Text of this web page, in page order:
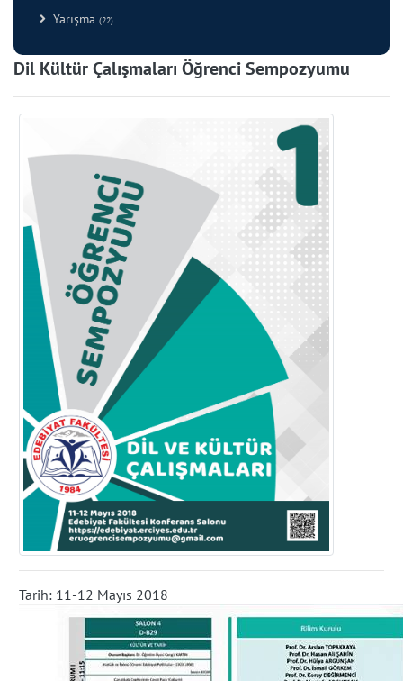
Yarışma (22)
Dil Kültür Çalışmaları Öğrenci Sempozyumu
Tarih: 11-12 Mayıs 2018